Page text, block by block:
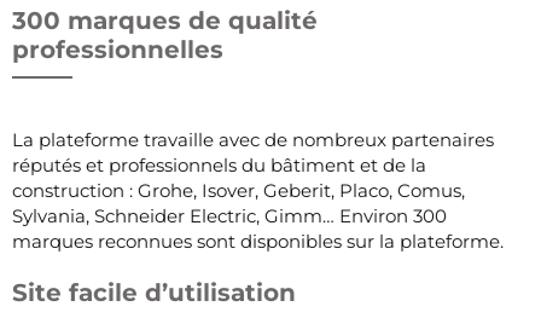
300 marques de qualité
professionnelles
La plateforme travaille avec de nombreux partenaires
réputés et professionnels du bâtiment et de la
construction : Grohe, Isover, Geberit, Placo, Comus,
Sylvania, Schneider Electric, Gimm… Environ 300
marques reconnues sont disponibles sur la plateforme.
Site facile d’utilisation